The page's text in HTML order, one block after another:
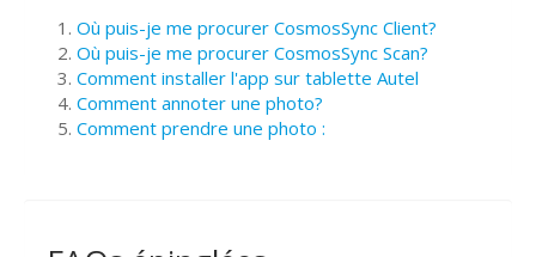
Où puis-je me procurer CosmosSync Client?
Où puis-je me procurer CosmosSync Scan?
Comment installer l'app sur tablette Autel
Comment annoter une photo?
Comment prendre une photo :